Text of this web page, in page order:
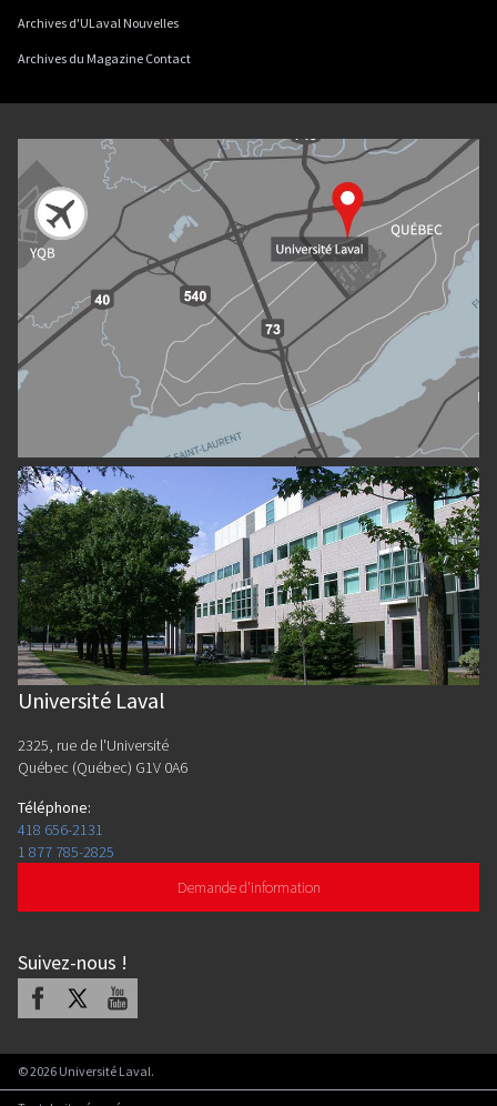
Archives d'ULaval Nouvelles
Archives du Magazine Contact
Université Laval
2325, rue de l'Université
Québec (Québec) G1V 0A6
Téléphone:
418 656-2131
1 877 785-2825
Demande d'information
Suivez-nous !
Facebook Youtube
©2026 Université Laval.